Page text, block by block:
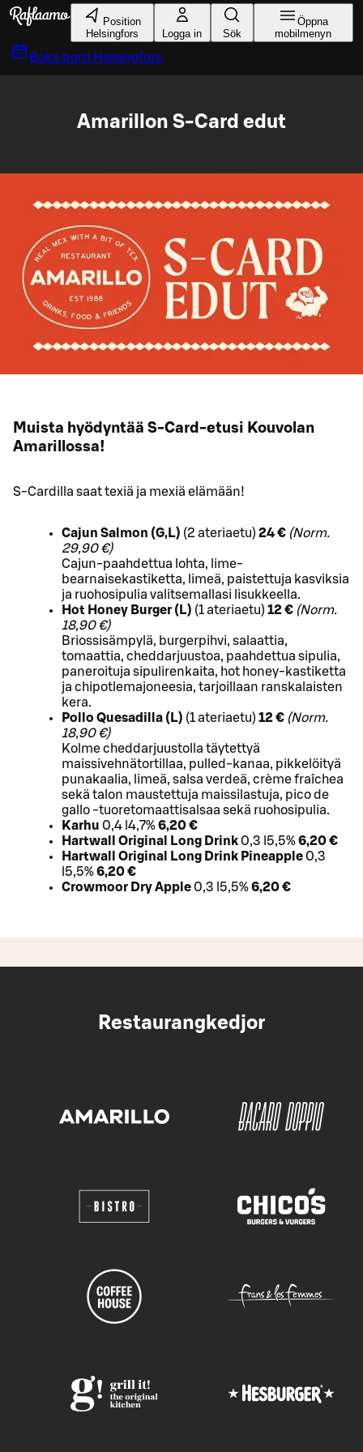
Gå till huvudinnehållet
Position
Helsingfors
Logga in Sök
Öppna
mobilmenyn
Boka bord Helsingfors
Amarillon S-Card edut
Muista hyödyntää S-Card-etusi Kouvolan
Amarillossa!
S-Cardilla saat texiä ja mexiä elämään!
Cajun Salmon (G,L) (2 ateriaetu) 24 € (Norm.
29,90 €)
Cajun-paahdettua lohta, lime-
bearnaisekastiketta, limeä, paistettuja kasviksia
ja ruohosipulia valitsemallasi lisukkeella.
Hot Honey Burger (L) (1 ateriaetu) 12 € (Norm.
18,90 €)
Briossisämpylä, burgerpihvi, salaattia,
tomaattia, cheddarjuustoa, paahdettua sipulia,
paneroituja sipulirenkaita, hot honey-kastiketta
ja chipotlemajoneesia, tarjoillaan ranskalaisten
kera.
Pollo Quesadilla (L) (1 ateriaetu) 12 € (Norm.
18,90 €)
Kolme cheddarjuustolla täytettyä
maissivehnätortillaa, pulled-kanaa, pikkelöityä
punakaalia, limeä, salsa verdeä, crème fraîchea
sekä talon maustettuja maissilastuja, pico de
gallo -tuoretomaattisalsaa sekä ruohosipulia.
Karhu 0,4 l 4,7%6,20 €
Hartwall Original Long Drink0,3 l 5,5%6,20 €
Hartwall Original Long Drink Pineapple0,3
5,5%6,20 €
Crowmoor Dry Apple0,3 l 5,5%6,20 €
Restaurangkedjor